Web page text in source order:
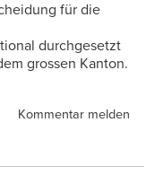
für die
durchgesetzt
grossen Kanton.
Kommentar melden